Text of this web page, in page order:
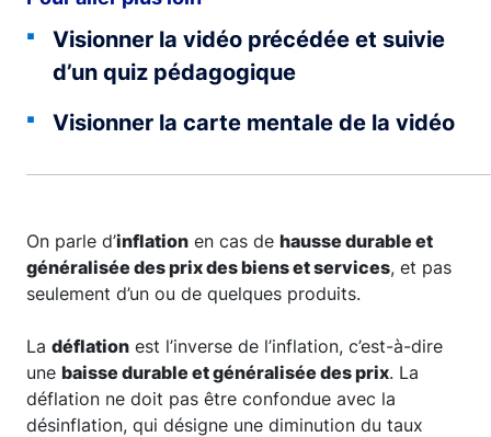
Visionner la vidéo précédée et suivie
d’un quiz pédagogique
Visionner la carte mentale de la vidéo
On parle d’inflation en cas de hausse durable et
généralisée des prix des biens et services, et pas
seulement d’un ou de quelques produits.
La déflation est l’inverse de l’inflation, c’est-à-dire
une baisse durable et généralisée des prix. La
déflation ne doit pas être confondue avec la
désinflation, qui désigne une diminution du taux